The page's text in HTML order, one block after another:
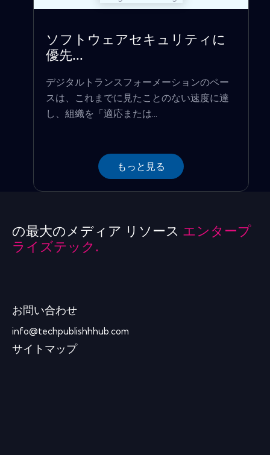
ソフトウェアセキュリティに
優先...
デジタルトランスフォーメーションのペー
スは、これまでに見たことのない速度に達
し、組織を「適応または...
もっと見る
の最大のメディア リソース エンタープ
ライズテック.
お問い合わせ
info@techpublishhhub.com
サイトマップ